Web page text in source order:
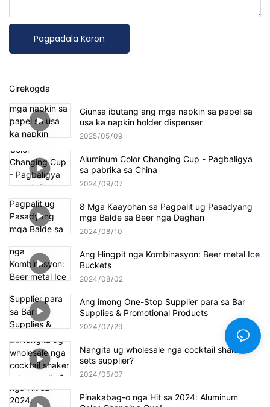
Pagpadala Karon
Girekogda
Giunsa ibutang ang mga napkin sa papel sa
usa ka napkin holder dispenser
2025 05 09
Aluminum Color Changing Cup - Pagbaligya
sa pabrika sa China
2024 09 07
8 Mga Kaayohan sa Pagpalit ug Pasadyang
mga Balde sa Beer nga Daghan
2024 08 10
Ang Hingpit nga Kombinasyon: Beer metal Ice
Buckets
2024 08 02
Ang imong One-Stop Supplier para sa Bar
Supplies & Promotional Products
2024 07 29
Nangita ug wholesale nga cocktail shaker
sets supplier?
2024 05 07
Pinakabag-o nga Hit sa 2024: Aluminum